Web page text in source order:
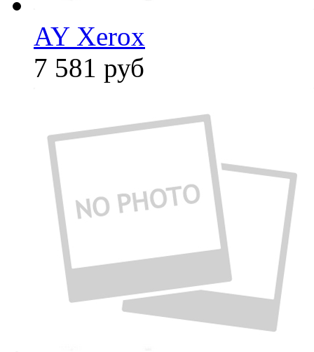
AY Xerox
7 581 руб